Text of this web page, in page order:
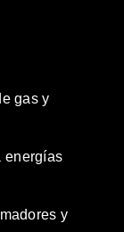
gas y
energías
y